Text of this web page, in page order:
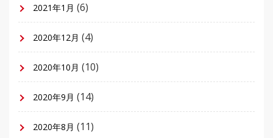
2021年1月 (6)
2020年12月 (4)
2020年10月 (10)
2020年9月 (14)
2020年8月 (11)